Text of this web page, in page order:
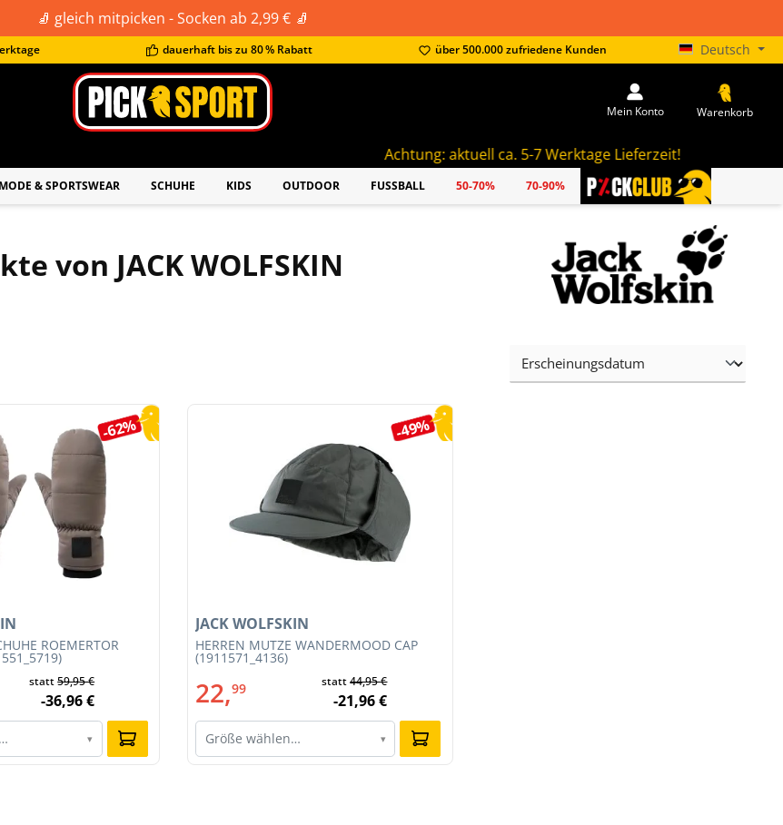
🧦 gleich mitpicken - Socken ab 2,99 € 🧦
dauerhaft bis zu 80 % Rabatt über 500.000 zufriedene Kunden Deutsch
Achtung: aktuell ca. 5-7 Werktage Lieferzeit!
Mein Konto Warenkorb
MODE & SPORTSWEAR SCHUHE KIDS OUTDOOR FUSSBALL 50-70% 70-90% PICKCLUB
von JACK WOLFSKIN
-62%
ROEMERTOR
statt59,95 €
-36,96 €
▾
-49%
HERREN MÜTZE WANDERMOOD CAP
(1911571_4136)
JACK WOLFSKIN
22,99 statt44,95 €
-21,96 €
Größe wählen… ▾